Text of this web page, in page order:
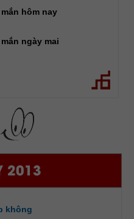
hôm nay
ngày mai
2013
không